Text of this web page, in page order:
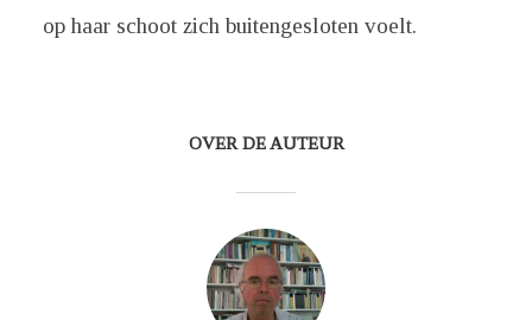
op haar schoot zich buitengesloten voelt.
OVER DE AUTEUR